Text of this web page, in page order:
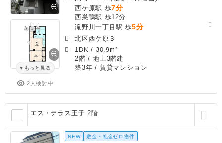
もっと見る
2人検討中
西ケ原駅 歩7分
西巣鴨駅 歩12分
滝野川一丁目駅 歩5分
北区西ケ原３
1DK / 30.9m²
2階 / 地上3階建
築3年 / 賃貸マンション
エス・テラス王子 2階
NEW 敷金・礼金ゼロ物件